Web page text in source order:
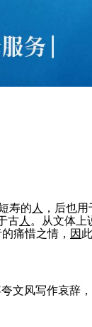
寿的 人 ，后也
古人 。从文体上
痛惜之情， 因
夸文风写作哀辞